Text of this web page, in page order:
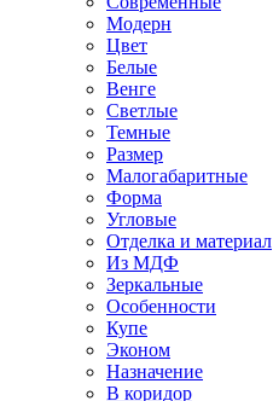
Модерн
Цвет
Белые
Венге
Светлые
Темные
Размер
Малогабаритные
Форма
Угловые
Отделка и материал
Из МДФ
Зеркальные
Особенности
Купе
Эконом
Назначение
В коридор